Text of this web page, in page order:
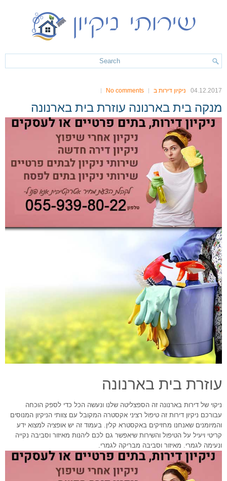
04.12.2017 ניקיון דירות ב No comments
מנקה בית בארנונה עוזרת בית בארנונה
עוזרת בית בארנונה
ניקוי של דירות בארנונה זה הספצליטה שלנו ונעשה הכל כדי לספק הוכחה
עבורכם ניקיון דירות זה טיפול רציני אקסטרה המקובל עם צוותי הניקיון המנוסים
והמיומנים שאנחנו מחזיקים באקסטרא קלין. בעמוד זה יש אופציה למצוא ידע
קריטי ויעיל על הטיפול והשירות שיאפשר גם לכם ליהנות מאיזור וסביבה נקייה
ונעימה לגמרי. מאיזור וסביבה מבריקה לגמרי.